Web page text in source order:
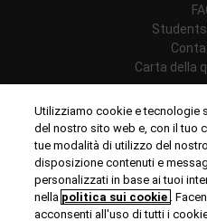
Carta della
Utilizziamo cookie e tecnologie
del nostro sito web e, con il tuo
tue modalità di utilizzo del
disposizione contenuti e
personalizzati in base ai tuoi
nella politica sui cookie .
acconsenti all'uso di tutti i